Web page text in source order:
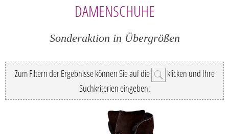
DAMENSCHUHE
Sonderaktion in Übergrößen
Zum Filtern der Ergebnisse können Sie auf die
klicken und Ihre
Suchkriterien eingeben.